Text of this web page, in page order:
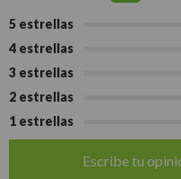
5 estrellas
4 estrellas
3 estrellas
2 estrellas
1 estrellas
Escribe tu